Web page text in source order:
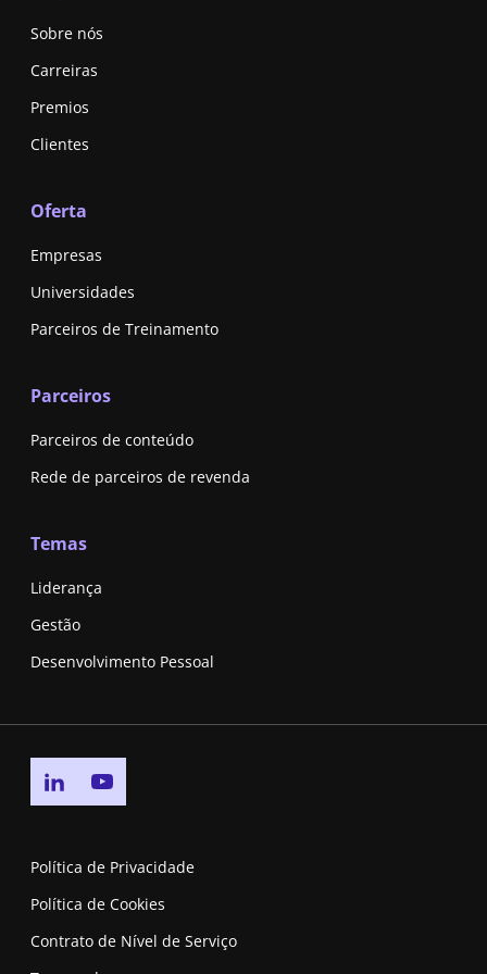
Sobre nós
Carreiras
Premios
Clientes
Oferta
Empresas
Universidades
Parceiros de Treinamento
Parceiros
Parceiros de conteúdo
Rede de parceiros de revenda
Temas
Liderança
Gestão
Desenvolvimento Pessoal
Go to linkedin page
Política de Privacidade
Política de Cookies
Contrato de Nível de Serviço